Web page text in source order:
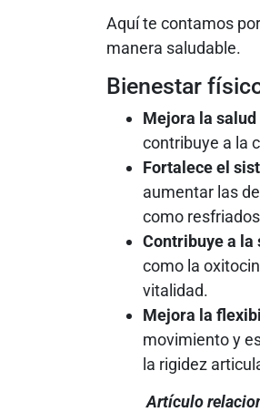
Aquí te contamos
manera saludable.
Bienestar
Mejora la
contribuye a la
Fortalece el
aumentar las
como
Contribuye a la
como la
vitalidad.
Mejora la
movimiento y
la rigidez
Artículo